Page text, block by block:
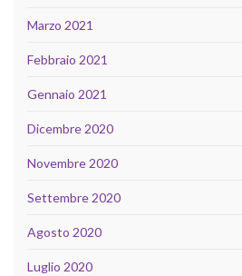
Marzo 2021
Febbraio 2021
Gennaio 2021
Dicembre 2020
Novembre 2020
Settembre 2020
Agosto 2020
Luglio 2020